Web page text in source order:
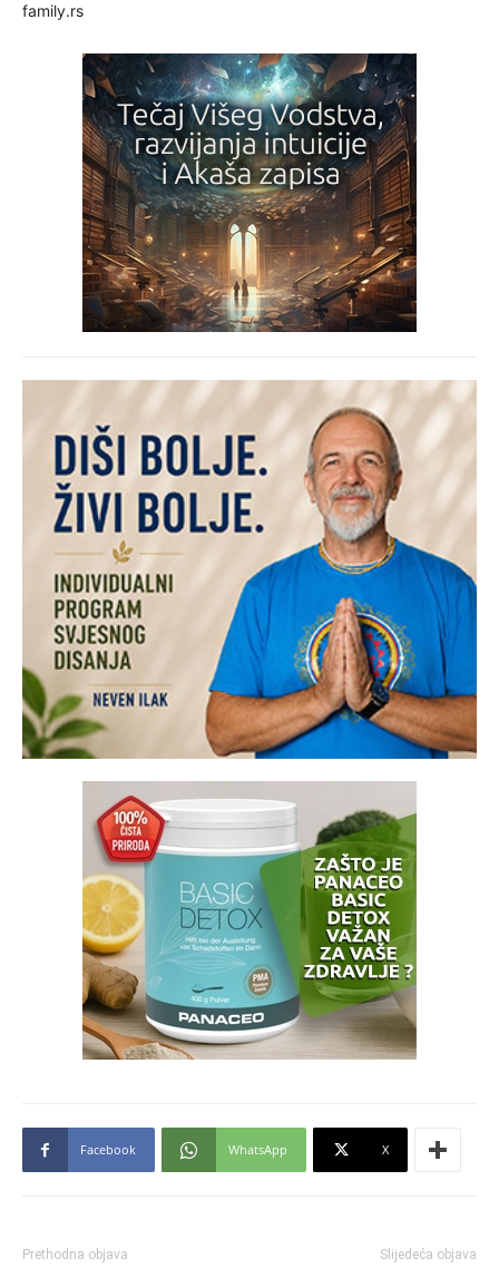
family.rs
Facebook WhatsApp X
Prethodna objava Slijedeća objava